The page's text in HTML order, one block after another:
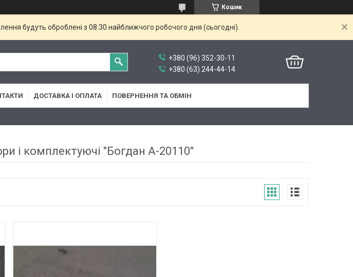
Кошик
будуть оброблені з 08:30 найближчого робочого дня (сьогодні).
+380 (96) 352-30-11
+380 (63) 244-44-14
ДОСТАВКА І ОПЛАТА ПОВЕРНЕННЯ ТА ОБМІН
і комплектуючі "Богдан А-20110"